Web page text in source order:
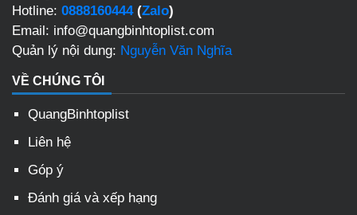
Hotline: 0888160444(Zalo)
Email: info@quangbinhtoplist.com
Quản lý nội dung: Nguyễn Văn Nghĩa
VỀ CHÚNG TÔI
QuangBinhtoplist
Liên hệ
Góp ý
Đánh giá và xếp hạng